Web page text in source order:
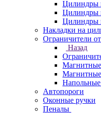
Цилиндры
Цилиндры
Цилиндры
Накладки на
Ограничители
Назад
Автопороги
Оконные ручки
Пеналы